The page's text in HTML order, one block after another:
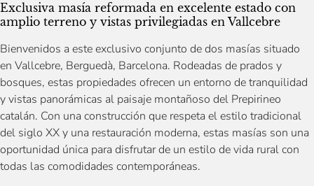
Exclusiva masía reformada en excelente estado con
amplio terreno y vistas privilegiadas en Vallcebre
Bienvenidos a este exclusivo conjunto de dos masías situado
en Vallcebre, Berguedà, Barcelona. Rodeadas de prados y
bosques, estas propiedades ofrecen un entorno de tranquilidad
y vistas panorámicas al paisaje montañoso del Prepirineo
catalán. Con una construcción que respeta el estilo tradicional
del siglo XX y una restauración moderna, estas masías son una
oportunidad única para disfrutar de un estilo de vida rural con
todas las comodidades contemporáneas.